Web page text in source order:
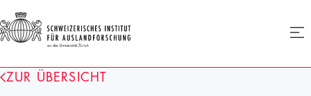
Homepage
ZUR ÜBERSICHT